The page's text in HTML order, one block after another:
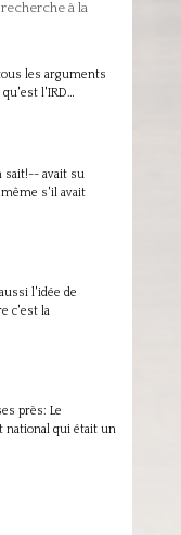
à la
les arguments
l'IRD…
sait!-- avait su
s'il avait
l'idée de
c'est la
près: Le
national qui était un